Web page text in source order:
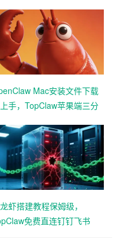
Mac安装文件下载
手，TopClaw苹果端三分
虾搭建教程保姆级，
免费直连钉钉飞书